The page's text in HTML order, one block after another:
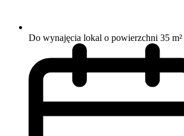
Do wynajęcia lokal o powierzchni 35 m²